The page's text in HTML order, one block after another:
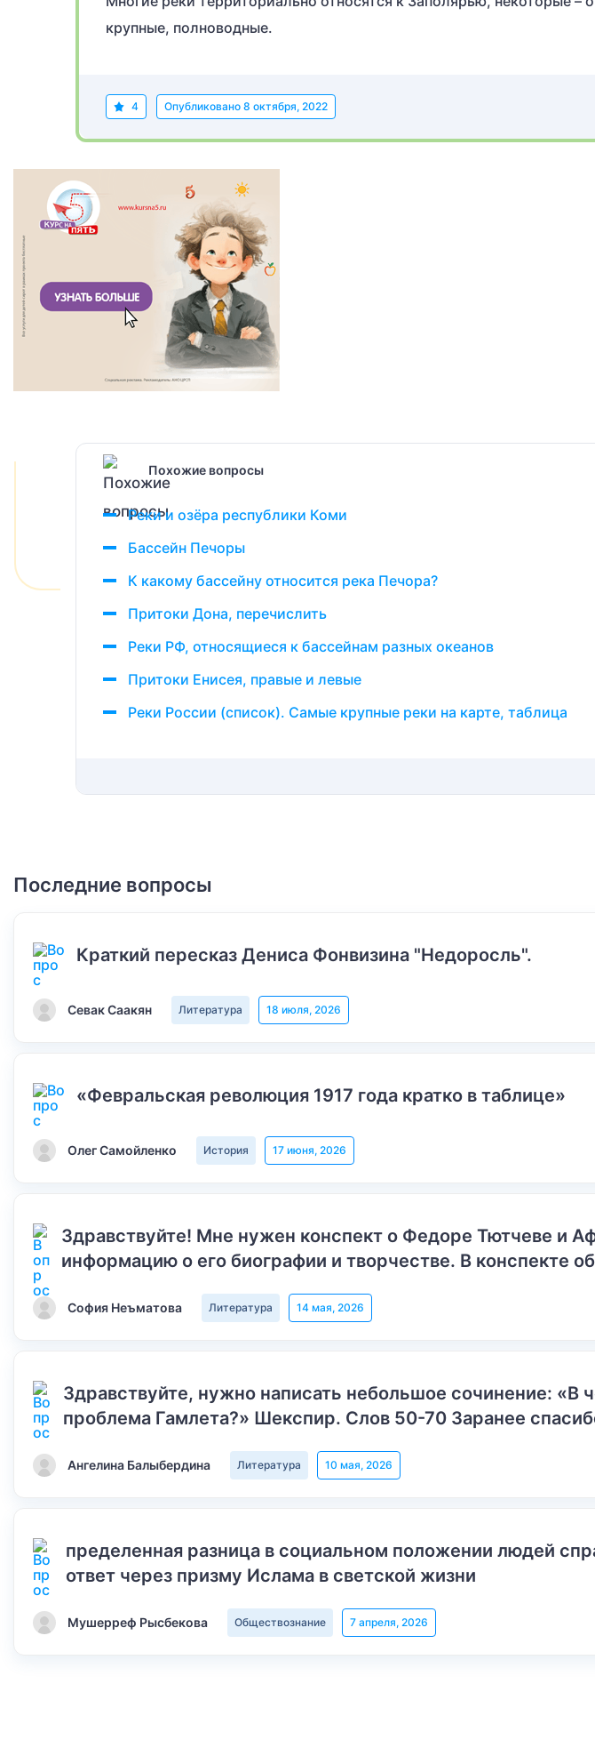
крупные, полноводные.
4 Опубликовано 8 октября, 2022
Похожие вопросы
Реки и озёра республики Коми
Бассейн Печоры
К какому бассейну относится река Печора?
Притоки Дона, перечислить
Реки РФ, относящиеся к бассейнам разных океанов
Притоки Енисея, правые и левые
Реки России (список). Самые крупные реки на карте, таблица
Последние вопросы
Краткий пересказ Дениса Фонвизина "Недоросль".
Севак Саакян Литература 18 июля, 2026
«Февральская революция 1917 года кратко в таблице»
Олег Самойленко История 17 июня, 2026
Здравствуйте! Мне нужен конспект о Федоре Тютчеве и
информацию о его биографии и творчестве. В конспекте
София Неъматова Литература 14 мая, 2026
Здравствуйте, нужно написать небольшое сочинение: «В
проблема Гамлета?» Шекспир. Слов 50-70 Заранее
Ангелина Балыбердина Литература 10 мая, 2026
пределенная разница в социальном положении людей
ответ через призму Ислама в светской жизни
Мушерреф Рысбекова Обществознание 7 апреля, 2026